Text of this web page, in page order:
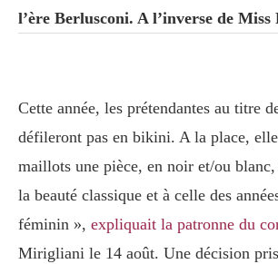
l’ère Berlusconi. A l’inverse de Miss
Cette année, les prétendantes au titre
défileront pas en bikini. A la place,
maillots une pièce, en noir et/ou
la beauté classique et à celle des
féminin », expliquait la patronne du
Mirigliani le 14 août. Une décision